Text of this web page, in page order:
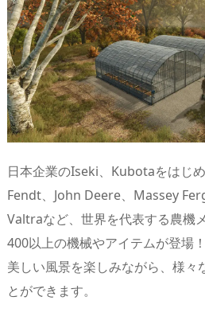
日本企業のIseki、Kubotaをはじめ
Fendt、John Deere、Massey
Valtraなど、世界を代表する農機
400以上の機械やアイテムが登場
美しい風景を楽しみながら、様々
とができます。